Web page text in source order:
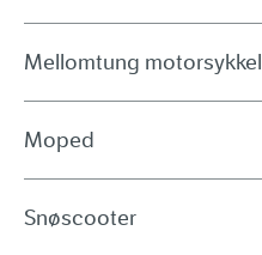
Mellomtung motorsykkel
Moped
Snøscooter